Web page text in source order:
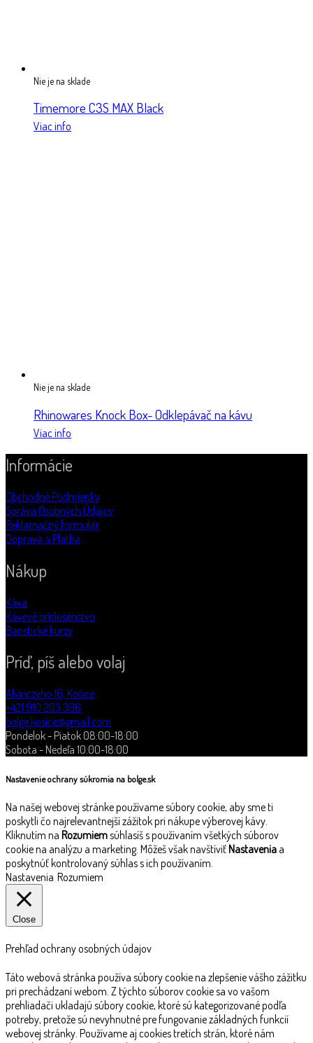
Nie je na sklade
Timemore C3S MAX Black
Viac info
Nie je na sklade
Rhinowares Knock Box- Odklepávač na kávu
Viac info
Informácie
Obchodné Podmienky
Správa Osobných Údajov
Reklamačný formulár
Doprava a Platba
Nákup
Káva
Kávové príslušenstvo
Baristické kurzy
Príď, píš alebo volaj
Alvinczyho 16, Košice
+421 910 203 396
bolge.kosice@gmail.com
Pondelok - Piatok 08:00-18:00
Sobota - Nedeľa 10:00-18:00
Nastavenie ochrany súkromia na bolge.sk
Na našej webovej stránke používame súbory cookie, aby sme ti
poskytli čo najrelevantnejší zážitok pri nákupe výberovej kávy.
Kliknutím na Rozumiemsúhlasíš s používaním všetkých súborov
cookie na analýzu a marketing. Môžeš však navštíviťNastavenia a
poskytnúť kontrolovaný súhlas s ich používaním.
Nastavenia Rozumiem
Close
Prehľad ochrany osobných údajov
Táto webová stránka používa súbory cookie na zlepšenie vášho zážitku
pri prechádzaní webom. Z týchto súborov cookie sa vo vašom
prehliadači ukladajú súbory cookie, ktoré sú kategorizované podľa
potreby, pretože sú nevyhnutné pre fungovanie základných funkcií
webovej stránky. Používame aj cookies tretích strán, ktoré nám